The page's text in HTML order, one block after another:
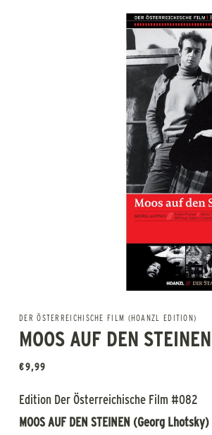
DER ÖSTERREICHISCHE FILM (HOANZL EDITION)
MOOS AUF DEN STEINEN
€9,99
Edition Der Österreichische Film #082
MOOS AUF DEN STEINEN (Georg Lhotsky)